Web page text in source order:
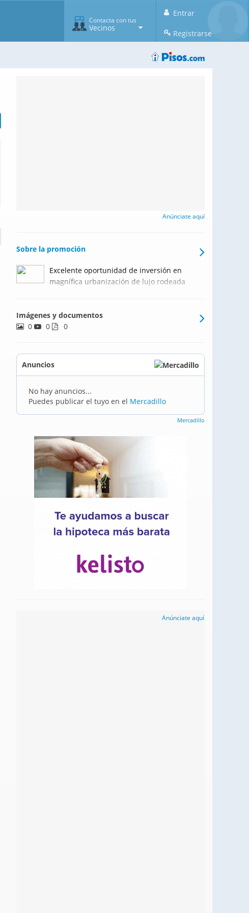
Entrar
Registrarse
Contacta con tus
Vecinos
Anúnciate aquí
Sobre la promoción
Excelente oportunidad de inversión en
magnífica urbanización de lujo rodeada
complejo presenta un diseño moderno
con lo último en comodidades, elegancia y
Imágenes y documentos
0
0 0
Anuncios
No hay anuncios...
Puedes publicar el tuyo en el Mercadillo
Mercadillo
Anúnciate aquí